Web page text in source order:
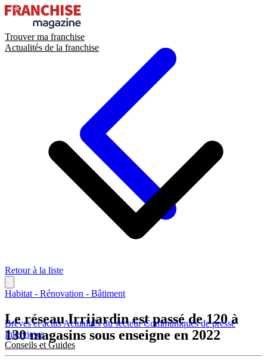
Trouver ma franchise
Actualités de la franchise
Brèves et actusActualités du secteurCommuniqués de presse
Interviews
Conseils et Guides
Retour à la liste
Habitat - Rénovation - Bâtiment
Le réseau Irrijardin est passé de 120 à
130 magasins sous enseigne en 2022